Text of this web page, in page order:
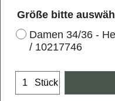
Größe bitte
Damen 34/36 -
/ 10217746
Stück